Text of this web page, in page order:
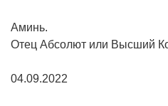
Аминь.
Отец Абсолют или Высший
04.09.2022